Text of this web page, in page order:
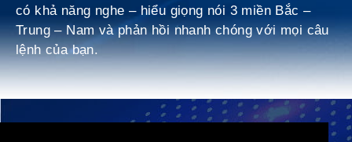
có khả năng nghe – hiểu giọng nói 3 miền Bắc –
Trung – Nam và phản hồi nhanh chóng với mọi câu
lệnh của bạn.